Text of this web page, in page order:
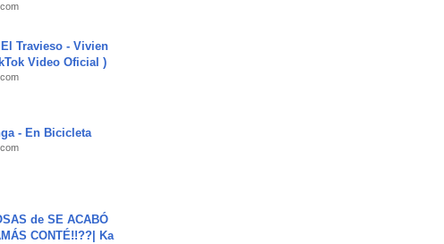
Travieso - Vivien
Video Oficial )
- En Bicicleta
de SE ACABÓ
CONTÉ!!??| Ka